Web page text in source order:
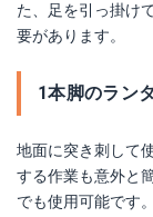
た、足を引っ掛け
要があります。
1本脚のラン
地面に突き刺して
する作業も意外と
でも使用可能です